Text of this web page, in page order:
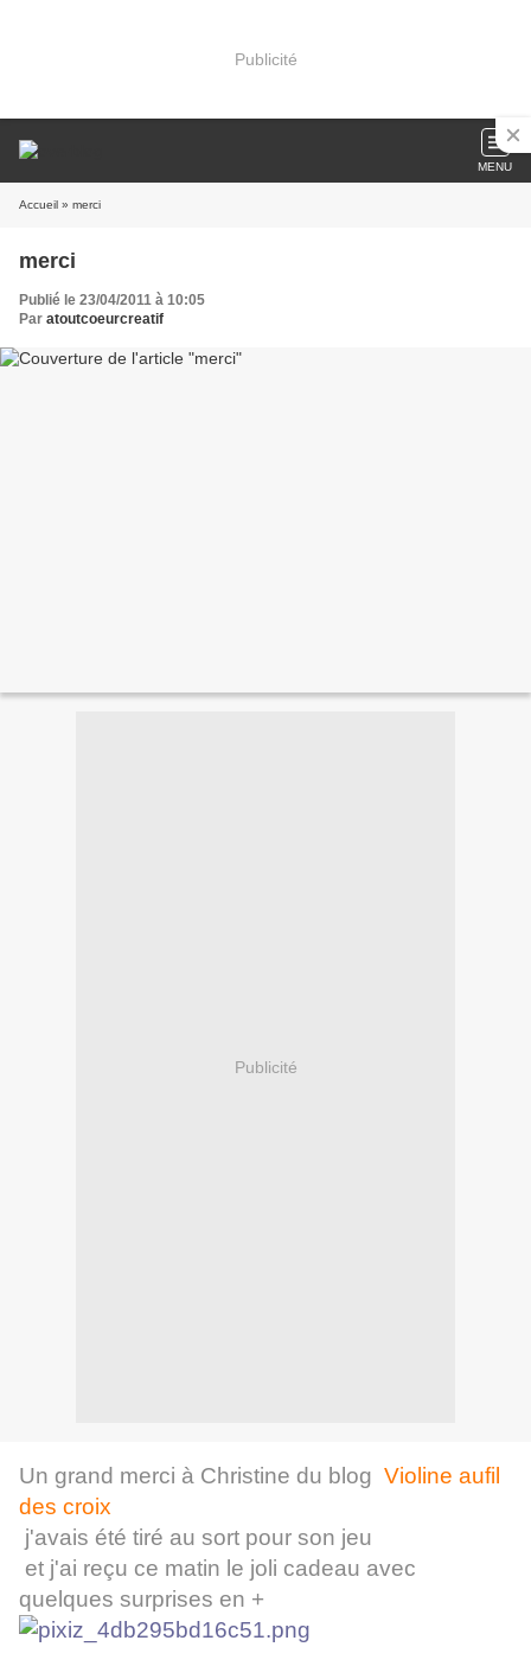
Publicité
MENU
Accueil » merci
merci
Publié le 23/04/2011 à 10:05
Par atoutcoeurcreatif
Publicité
Un grand merci à Christine du blog Violine aufil
des croix
j'avais été tiré au sort pour son jeu
et j'ai reçu ce matin le joli cadeau avec
quelques surprises en +